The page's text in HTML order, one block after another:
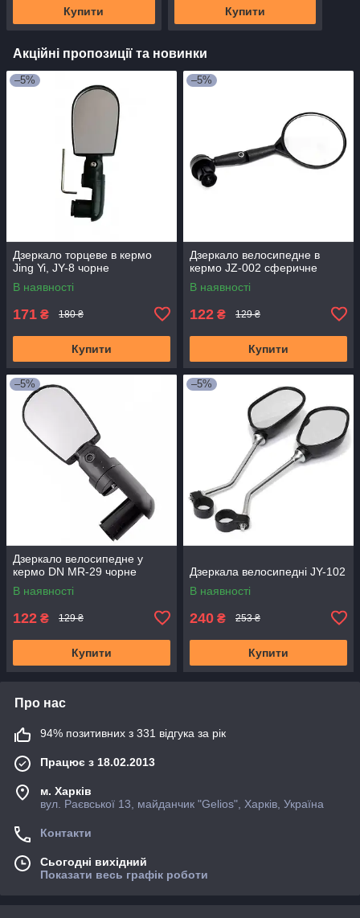
Купити Купити
Акційні пропозиції та новинки
–5%
Дзеркало торцеве в кермо
Jing Yi, JY-8 чорне
В наявності
171 ₴ 180 ₴
Купити
–5%
Дзеркало велосипедне в
кермо JZ-002 сферичне
В наявності
122 ₴ 129 ₴
Купити
–5%
Дзеркало велосипедне у
кермо DN MR-29 чорне
В наявності
122 ₴ 129 ₴
Купити
–5%
Дзеркала велосипедні JY-102
В наявності
240 ₴ 253 ₴
Купити
Про нас
94% позитивних з 331 відгука за рік
Працює з 18.02.2013
м. Харків
вул. Раєвської 13, майданчик "Gelios", Харків, Україна
Контакти
Сьогодні вихідний
Показати весь графік роботи